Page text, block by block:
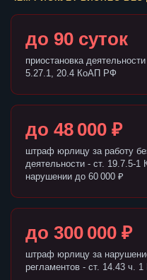
до 90 суток
приостановка
5.27.1, 20.4 КоАП РФ
до 48 000 ₽
штраф юрлицу за работу
деятельности - ст. 19.7.5-
нарушении до 60 000 ₽
до 300 000 ₽
штраф юрлицу за
регламентов - ст. 14.43 ч.